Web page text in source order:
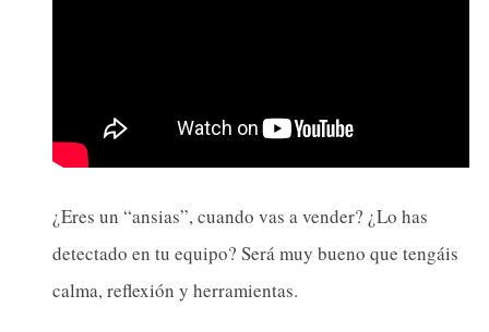
¿Eres un “ansias”, cuando vas a vender? ¿Lo has
detectado en tu equipo? Será muy bueno que tengáis
calma, reflexión y herramientas.